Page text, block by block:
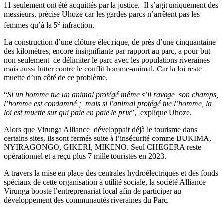
11 seulement ont été acquittés par la justice. Il s’agit uniquement des
messieurs, précise Uhoze car les gardes parcs n’arrêtent pas les
femmes qu’à la 5e infraction.
La construction d’une clôture électrique, de près d’une cinquantaine
des kilomètres, encore insignifiante par rapport au parc, a pour but
non seulement de délimiter le parc avec les populations riveraines
mais aussi lutter contre le conflit homme-animal. Car la loi reste
muette d’un côté de ce problème.
“Si un homme tue un animal protégé même s’il ravage son champs,
l’homme est condamné ; mais si l’animal protégé tue l’homme, la
loi est muette sur qui paie en paie le prix”, explique Uhoze.
Alors que Virunga Alliance développait déjà le tourisme dans
certains sites, ils sont fermés suite à l’insécurité comme BUKIMA,
NYIRAGONGO, GIKERI, MIKENO. Seul CHEGERA reste
opérationnel et a reçu plus 7 mille touristes en 2023.
A travers la mise en place des centrales hydroélectriques et des fonds
spéciaux de cette organisation à utilité sociale, la société Alliance
Virunga booste l’entreprenariat local afin de participer au
développement des communautés riveraines du Parc.